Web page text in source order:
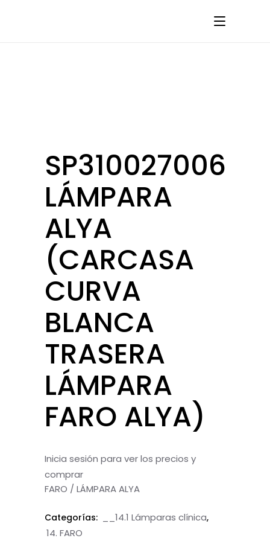
SP310027006
LÁMPARA
ALYA
(CARCASA
CURVA
BLANCA
TRASERA
LÁMPARA
FARO ALYA)
Inicia sesión para ver los precios y
comprar
FARO / LÁMPARA ALYA
Categorías: __14.1 Lámparas clínica,
14. FARO